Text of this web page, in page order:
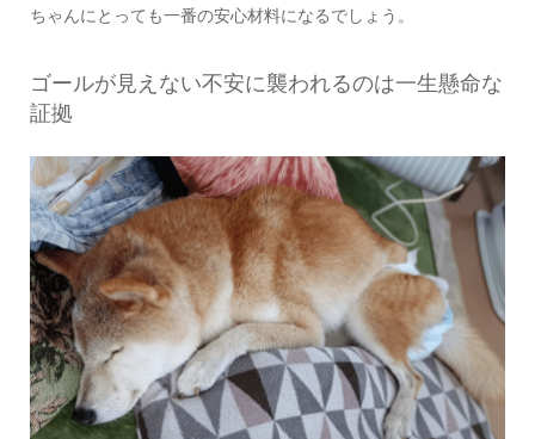
ちゃんにとっても一番の安心材料になるでしょう。
ゴールが見えない不安に襲われるのは一生懸命な
証拠